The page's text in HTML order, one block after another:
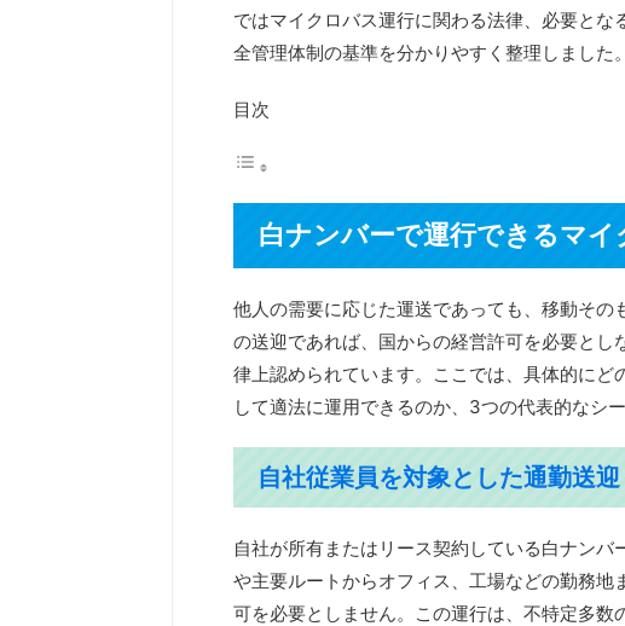
ではマイクロバス運行に関わる法律、必要と
全管理体制の基準を分かりやすく整理しました。
目次
白ナンバーで運行できるマイ
他人の需要に応じた運送であっても、移動そ
の送迎であれば、国からの経営許可を必要と
律上認められています。ここでは、具体的に
して適法に運用できるのか、3つの代表的なシ
自社従業員を対象とした通勤送迎
自社が所有またはリース契約している白ナン
や主要ルートからオフィス、工場などの勤務
可を必要としません。この運行は、不特定多数